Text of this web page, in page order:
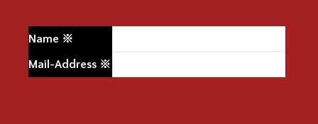
Name ※
Mail-Address ※